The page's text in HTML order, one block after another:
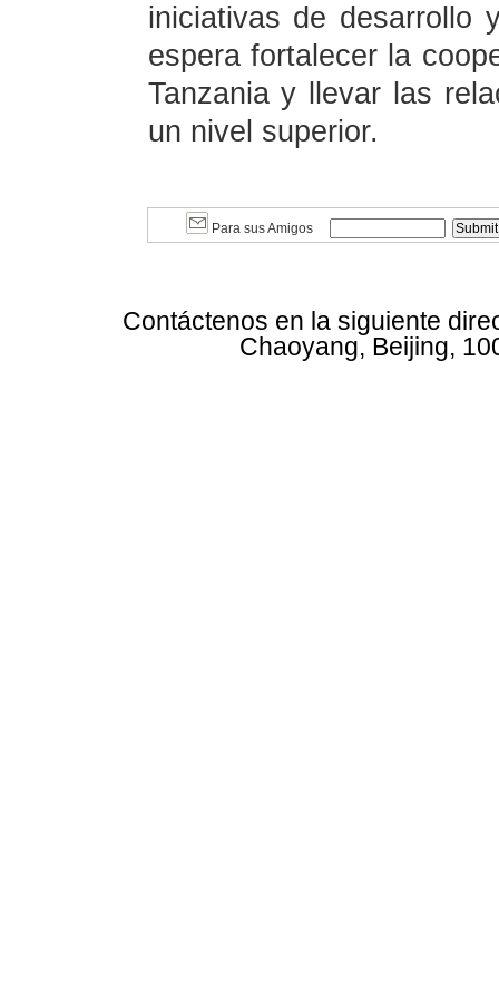
iniciativas de desarrollo
espera fortalecer la
Tanzania y llevar las
un nivel superior.
Para sus Amigos
Contáctenos en la siguiente
Chaoyang, Beijing,